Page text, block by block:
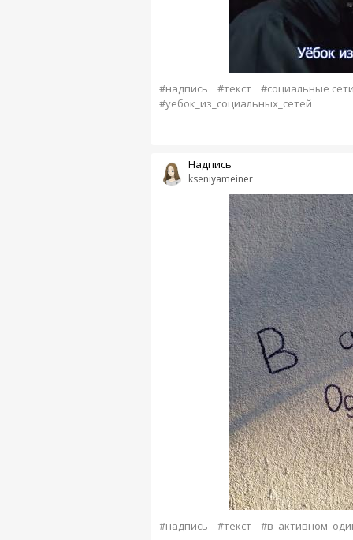
#надпись #текст
#социальные
#уебок_из_социальных_сетей
kseniyameiner
Надпись
#надпись #текст